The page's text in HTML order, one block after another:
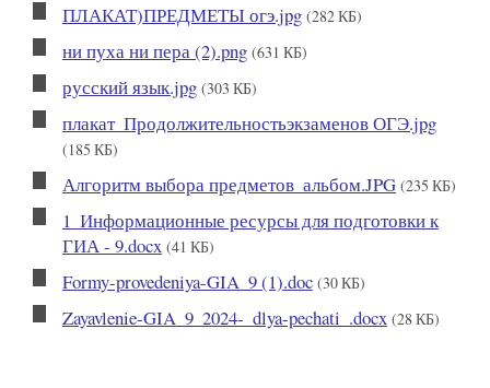
ПЛАКАТ)ПРЕДМЕТЫ огэ.jpg (282 КБ)
ни пуха ни пера (2).png (631 КБ)
русский язык.jpg (303 КБ)
плакат_Продолжительностьэкзаменов ОГЭ.jpg
(185 КБ)
Алгоритм выбора предметов_альбом.JPG (235 КБ)
1_Информационные ресурсы для подготовки к
ГИА - 9.docx (41 КБ)
Formy-provedeniya-GIA_9 (1).doc (30 КБ)
Zayavlenie-GIA_9_2024-_dlya-pechati_.docx (28 КБ)